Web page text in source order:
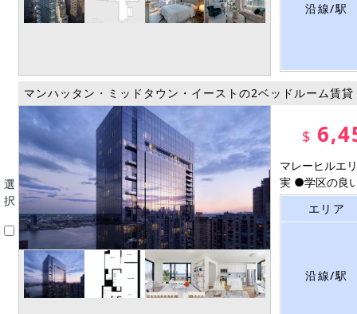
沿線/駅
選
択
マンハッタン・ミッドタウン・イーストの2ベッドルーム賃
$
マレーヒルエ
実 ●学区の良
エリア
沿線/駅